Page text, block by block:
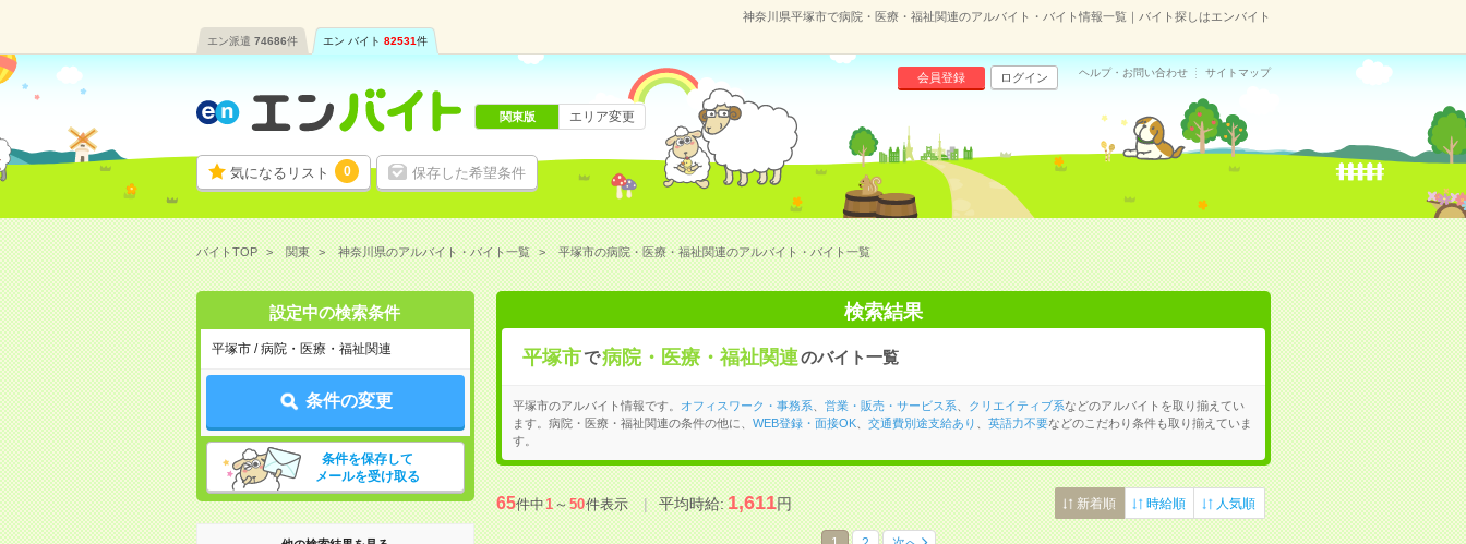
神奈川県平塚市で病院・医療・福祉関連のアルバイト・バイト情報一覧｜バイト探しはエンバイト
エン派遣 74686件 エン バイト 82531件
気になるリスト 0 保存した希望条件
会員登録 ログイン ヘルプ・お問い合わせ サイトマップ
関東版 エリア変更
バイトTOP 関東 神奈川県のアルバイト・バイト一覧 平塚市の病院・医療・福祉関連のアルバイト・バイト一覧
設定中の検索条件
平塚市 / 病院・医療・福祉関連
条件の変更
条件を保存して
メールを受け取る
検索結果
平塚市で病院・医療・福祉関連のバイト一覧
平塚市のアルバイト情報です。 オフィスワーク・事務系 営業・販売・サービス系 クリエイティブ系などのアルバイトを取り揃えてい
ます。病院・医療・福祉関連の条件の他に、 WEB登録・面接OK、 交通費別途支給あり 英語力不要などのこだわり条件も取り揃えていま
す。
65件中1～50件表示 平均時給:1,611円 新着順 時給順 人気順